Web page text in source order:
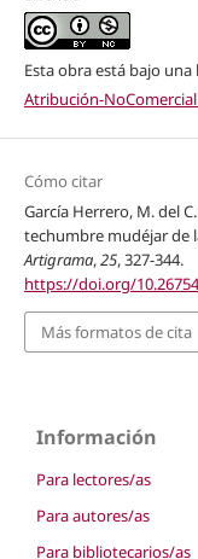
Esta obra está bajo
Atribución-NoComercial
Cómo citar
García Herrero, M. del
techumbre mudéjar de
Artigrama,25, 327-344.
https://doi.org/
Más formatos de cita
Información
Para lectores/as
Para autores/as
Para bibliotecarios/as